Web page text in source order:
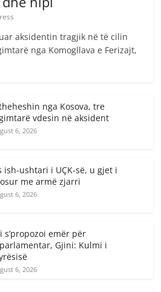
aksidentin tragjik në të cilin
nga Komogllava e Ferizajt,
nga Kosova, tre
vdesin në aksident
6, 2026
ish-ushtari i UÇK-së, u gjet i
me armë zjarri
6, 2026
s’propozoi emër për
Gjini: Kulmi i
6, 2026